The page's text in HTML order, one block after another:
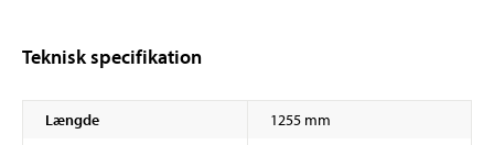
Teknisk specifikation
Længde
1255 mm